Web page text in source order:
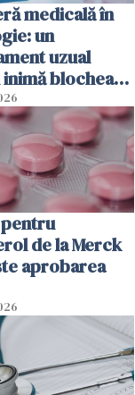
medicală în
un
uzual
blochează
celulelor
de la Merck
aprobarea